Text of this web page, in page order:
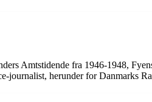
Amtstidende fra 1946-1948,
herunder for Danmarks